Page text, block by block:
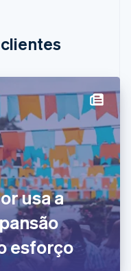
usa a
esforço